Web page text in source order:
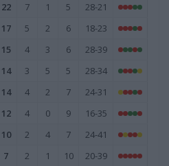
22 7 1 5 28-21
17 5 2 6 18-23
15 4 3 6 28-39
14 3 5 5 28-34
14 4 2 7 24-31
12 4 0 9 16-35
10 2 4 7 24-41
7 2 1 10 20-39